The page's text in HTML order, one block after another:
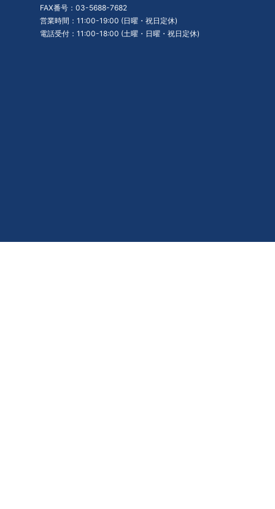
FAX番号：03-5688-7682
営業時間：11:00-19:00 (日曜・祝日定休)
電話受付：11:00-18:00 (土曜・日曜・祝日定休)